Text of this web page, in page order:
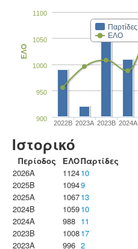
Παρτίδες
ΕΛΟ
2022B 2023Α 2023B 2024A
900
950
1000
1050
1100
ΕΛΟ
Ιστορικό
Περίοδος ΕΛΟΠαρτίδες
2026A
112410
2025B
10949
2025A
106713
2024B
105910
2024A
988 11
2023B
100817
2023Α
996 2